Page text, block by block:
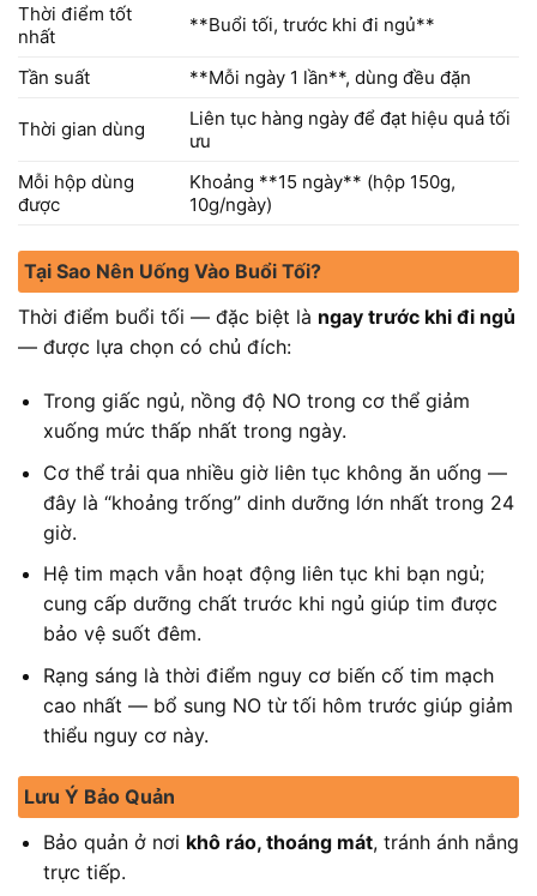
Thời điểm tốt
nhất
**Buổi tối, trước khi đi ngủ**
Tần suất **Mỗi ngày 1 lần**, dùng đều đặn
Thời gian dùng
Liên tục hàng ngày để đạt hiệu quả tối
ưu
Mỗi hộp dùng
được
Khoảng **15 ngày** (hộp 150g,
10g/ngày)
Tại Sao Nên Uống Vào Buổi Tối?
Thời điểm buổi tối — đặc biệt là ngay trước khi đi ngủ
— được lựa chọn có chủ đích:
Trong giấc ngủ, nồng độ NO trong cơ thể giảm
xuống mức thấp nhất trong ngày.
Cơ thể trải qua nhiều giờ liên tục không ăn uống —
đây là “khoảng trống” dinh dưỡng lớn nhất trong 24
giờ.
Hệ tim mạch vẫn hoạt động liên tục khi bạn ngủ;
cung cấp dưỡng chất trước khi ngủ giúp tim được
bảo vệ suốt đêm.
Rạng sáng là thời điểm nguy cơ biến cố tim mạch
cao nhất — bổ sung NO từ tối hôm trước giúp giảm
thiểu nguy cơ này.
Lưu Ý Bảo Quản
Bảo quản ở nơi khô ráo, thoáng mát, tránh ánh nắng
trực tiếp.